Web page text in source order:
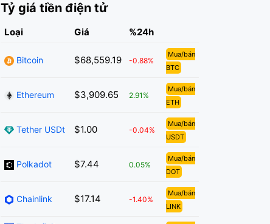
Tỷ giá tiền điện tử
Loại Giá %24h
Bitcoin $68,559.19 -0.88%
Mua/bán
BTC
Ethereum $3,909.65 2.91%
Mua/bán
ETH
Tether USDt $1.00 -0.04%
Mua/bán
USDT
Polkadot $7.44 0.05%
Mua/bán
DOT
Chainlink $17.14 -1.40%
Mua/bán
LINK